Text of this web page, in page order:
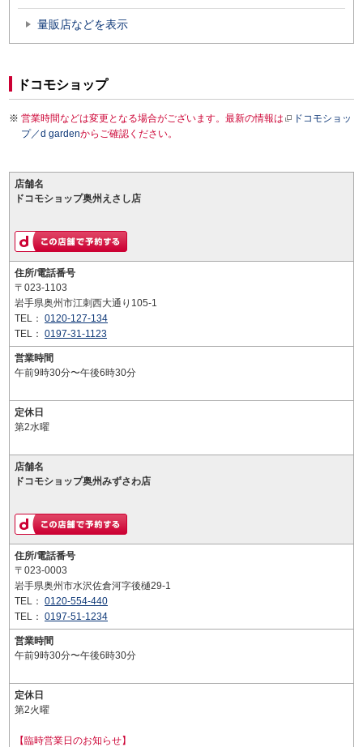
量販店などを表示
ドコモショップ
営業時間などは変更となる場合がございます。最新の情報は
ドコモショッ
プ／d gardenからご確認ください。
店舗名
ドコモショップ奥州えさし店
住所/電話番号
〒023-1103
岩手県奥州市江刺西大通り105-1
TEL： 0120-127-134
TEL： 0197-31-1123
営業時間
午前9時30分〜午後6時30分
定休日
第2水曜
店舗名
ドコモショップ奥州みずさわ店
住所/電話番号
〒023-0003
岩手県奥州市水沢佐倉河字後樋29-1
TEL： 0120-554-440
TEL： 0197-51-1234
営業時間
午前9時30分〜午後6時30分
定休日
第2火曜
【臨時営業日のお知らせ】